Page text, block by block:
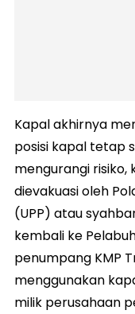
Kapal akhirnya
posisi kapal tetap
mengurangi
dievakuasi oleh
(UPP) atau
kembali ke
penumpang KMP
menggunakan
milik perusahaan